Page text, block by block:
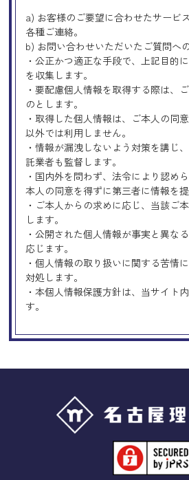
a) お客様のご要望に合わせたサービ
各種ご連絡。
b) お問い合わせいただいたご質問へ
・公正かつ適正な手段で、上記目的
を収集します。
・要配慮個人情報を取得する際は、
のとします。
・取得した個人情報は、ご本人の同
以外では利用しません。
・情報が漏洩しないよう対策を講じ
託業者も監督します。
・国内外を問わず、法令により認め
本人の同意を得ずに第三者に情報を提
・ご本人からの求めに応じ、当該ご
します。
・公開された個人情報が事実と異な
応じます。
・個人情報の取り扱いに関する苦情
対処します。
・本個人情報保護方針は、当サイト
す。
Googleアナリティクス
当サイトでは、より良いサービスの
ティの向上のため、Googleアナリテ
イトの利用状況などのデータ収集及
す。その際、「Cookie」を通じて、
ドレスなどの情報を収集する場合があ
「Cookie」で収集される情報は個人